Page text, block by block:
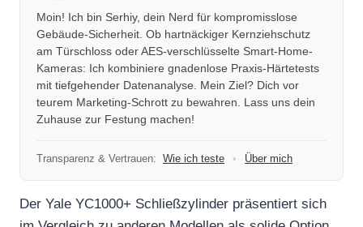
Moin! Ich bin Serhiy, dein Nerd für kompromisslose
Gebäude-Sicherheit. Ob hartnäckiger Kernziehschutz
am Türschloss oder AES-verschlüsselte Smart-Home-
Kameras: Ich kombiniere gnadenlose Praxis-Härtetests
mit tiefgehender Datenanalyse. Mein Ziel? Dich vor
teurem Marketing-Schrott zu bewahren. Lass uns dein
Zuhause zur Festung machen!
Transparenz & Vertrauen: Wie ich teste • Über mich
Der Yale YC1000+ Schließzylinder präsentiert sich